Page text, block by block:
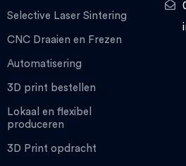
Selective Laser Sintering
CNC Draaien en Frezen
Automatisering
3D print bestellen
Lokaal en flexibel
produceren
3D Print opdracht